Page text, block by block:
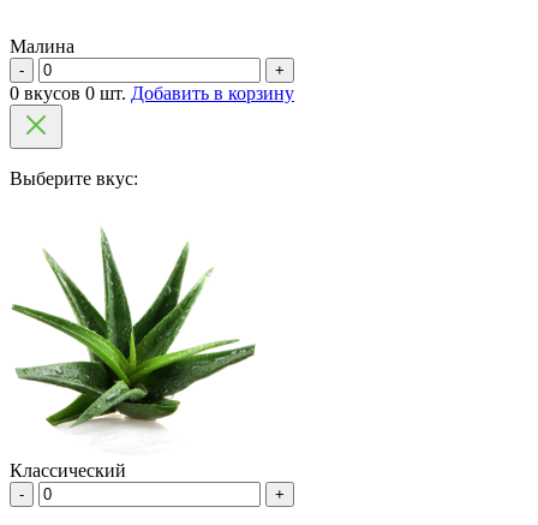
Малина
- +
0 вкусов 0 шт. Добавить в корзину
Выберите вкус:
Классический
- +